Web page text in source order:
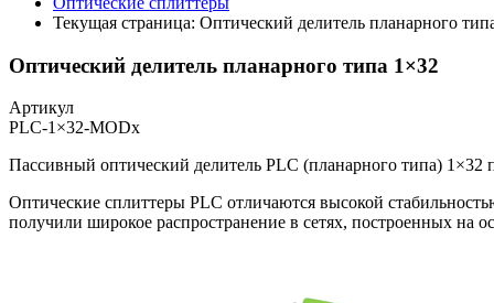
Текущая страница: Оптический делитель планарного
Оптический делитель планарного типа 1×32
Артикул
PLC-1×32-MODx
Пассивный оптический делитель PLC (планарного типа) 1×32
Оптические сплиттеры PLC отличаются высокой
получили широкое распространение в сетях, построенных на